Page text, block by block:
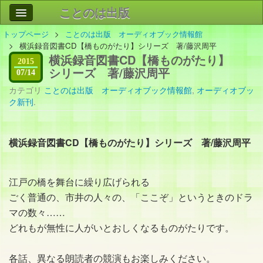
ことのは出版
作品
事業案内
会社情報
お問い合わせ
検索
トップページ
ことのは出版 オーディオブック情報館
横浜録音図書CD【橋ものがたり】シリーズ 著/藤沢周平
2015
07/14
横浜録音図書CD【橋ものがたり】
シリーズ 著/藤沢周平
カテゴリ ことのは出版 オーディオブック情報館, オーディオブッ
ク新刊.
横浜録音図書CD【橋ものがたり】シリーズ 著/藤沢周平
江戸の橋を舞台に繰り広げられる
ごく普通の、市井の人々の、「ここぞ」というときのドラ
マの数々……
どれもが無性に人がいとおしくなるものがたりです。
各話、異なる朗読者の競演もお楽しみください。